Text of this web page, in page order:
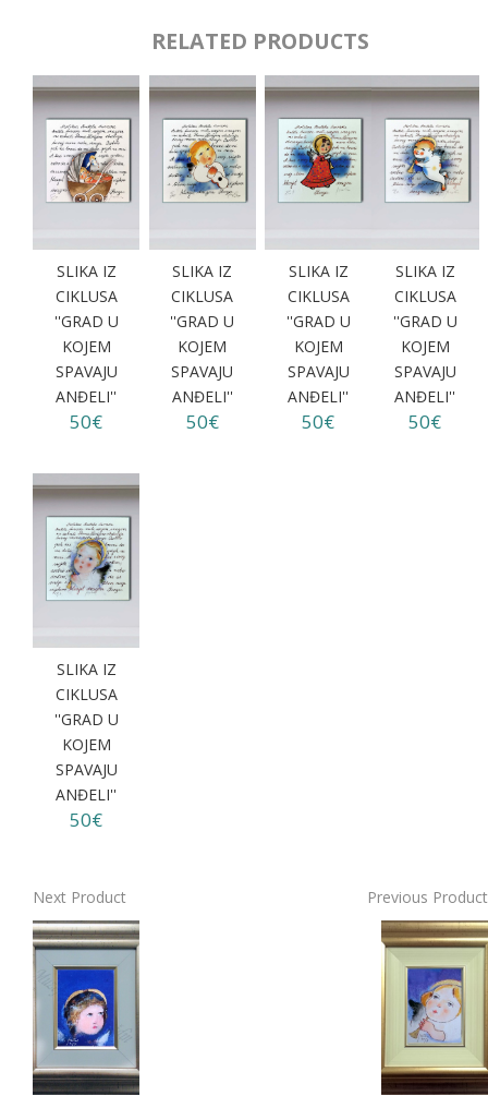
RELATED PRODUCTS
SLIKA IZ
CIKLUSA
''GRAD U
KOJEM
SPAVAJU
ANĐELI''
50€
SLIKA IZ
CIKLUSA
''GRAD U
KOJEM
SPAVAJU
ANĐELI''
50€
SLIKA IZ
CIKLUSA
''GRAD U
KOJEM
SPAVAJU
ANĐELI''
50€
SLIKA IZ
CIKLUSA
''GRAD U
KOJEM
SPAVAJU
ANĐELI''
50€
SLIKA IZ
CIKLUSA
''GRAD U
KOJEM
SPAVAJU
ANĐELI''
50€
Next Product Previous Product